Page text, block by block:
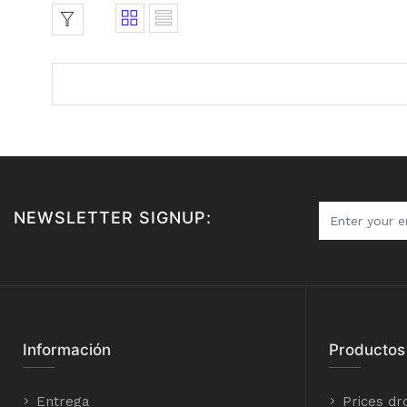
NEWSLETTER SIGNUP:
Información
Entrega
Productos
Prices